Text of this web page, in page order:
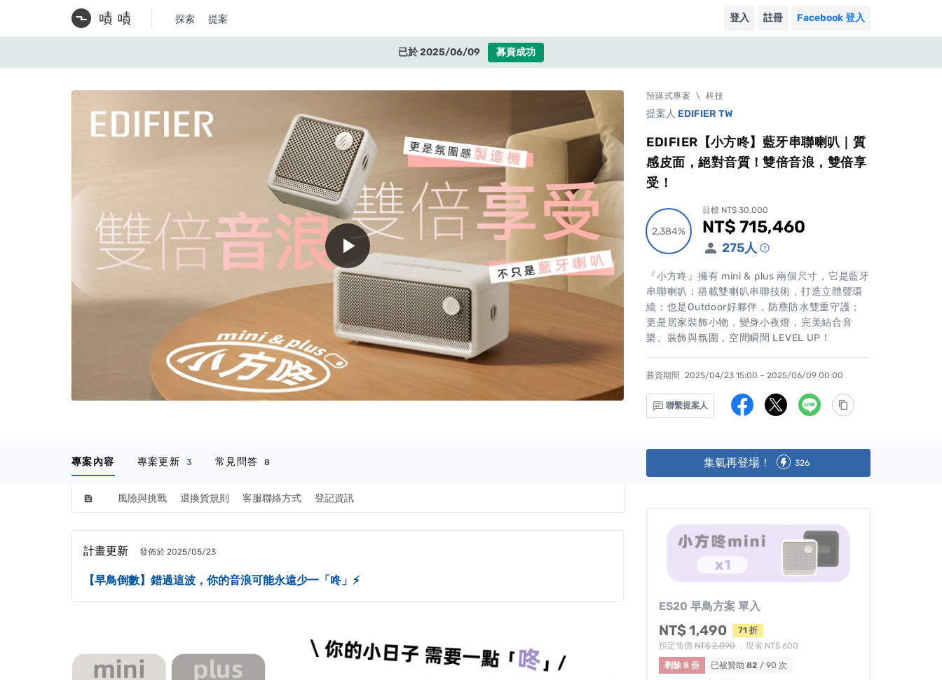
探索 提案 登入 註冊 Facebook 登入
已於 2025/06/09 募資成功
play_arrow
預購式專案 \ 科技
提案人 EDIFIER TW
EDIFIER【小方咚】藍牙串聯喇叭｜質
感皮面，絕對音質！雙倍音浪，雙倍享
受！
2,384%
2,384%
目標 NT$ 30,000
累計集資金額
NT$ 715,460
275人
『小方咚』擁有 mini & plus 兩個尺寸，它是藍牙
串聯喇叭：搭載雙喇叭串聯技術，打造立體聲環
繞；也是Outdoor好夥伴，防塵防水雙重守護；
更是居家裝飾小物，變身小夜燈，完美結合音
樂、裝飾與氛圍，空間瞬間 LEVEL UP！
募資期間 2025/04/23 15:00 – 2025/06/09 00:00
聯繫提案人
feed 風險與挑戰 退換貨規則 客服聯絡方式 登記資訊
專案內容 專案更新 3 常見問答 8 集氣再登場！ 326
計畫更新 發佈於 2025/05/23
【早鳥倒數】錯過這波，你的音浪可能永遠少一「咚」⚡️
ES20 早鳥方案 單入
NT$ 1,490
71 折
預定售價NT$ 2,090，現省 NT$ 600
剩餘 8 份
已被贊助82 / 90 次